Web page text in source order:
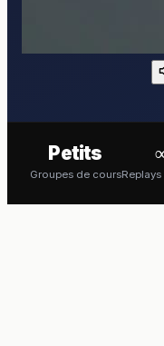
Petits
Groupes de cours